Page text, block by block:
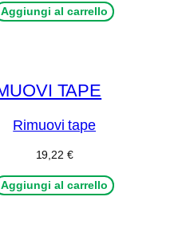
Aggiungi al carrello
Rimuovi tape
19,22 €
Aggiungi al carrello